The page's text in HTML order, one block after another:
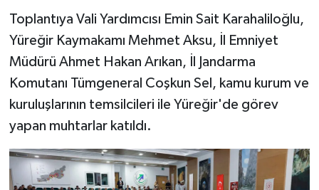
Toplantıya Vali Yardımcısı Emin Sait Karahaliloğlu,
Yüreğir Kaymakamı Mehmet Aksu, İl Emniyet
Müdürü Ahmet Hakan Arıkan, İl Jandarma
Komutanı Tümgeneral Coşkun Sel, kamu kurum ve
kuruluşlarının temsilcileri ile Yüreğir'de görev
yapan muhtarlar katıldı.